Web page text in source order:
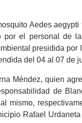
Aedes
por el personal de
presidida
del 04 al 07 de
Méndez, quien
de
mismo,
Rafael